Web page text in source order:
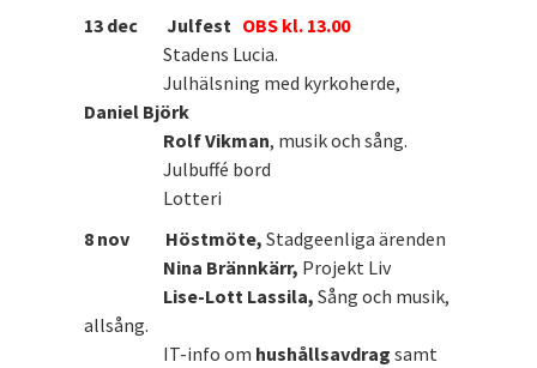
13 dec Julfest OBS kl. 13.00
Stadens Lucia.
Julhälsning med kyrkoherde,
Daniel Björk
Rolf Vikman, musik och sång.
Julbuffé bord
Lotteri
8 nov Höstmöte, Stadgeenliga ärenden
Nina Brännkärr, Projekt Liv
Lise-Lott Lassila, Sång och musik,
allsång.
IT-info om hushållsavdrag samt